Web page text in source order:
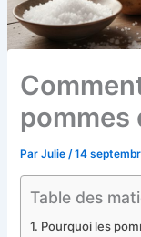
pommes
ParJulie /14
Table des
Pourquoi les